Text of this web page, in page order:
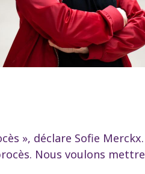
», déclare Sofie Merckx.
Nous voulons mettre